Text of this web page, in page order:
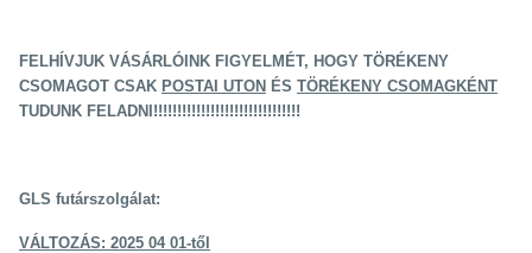
FELHÍVJUK VÁSÁRLÓINK FIGYELMÉT, HOGY TÖRÉKENY
CSOMAGOT CSAK POSTAI UTON ÉS TÖRÉKENY CSOMAGKÉNT
TUDUNK FELADNI!!!!!!!!!!!!!!!!!!!!!!!!!!!!!!!
GLS futárszolgálat:
VÁLTOZÁS: 2025 04 01-től